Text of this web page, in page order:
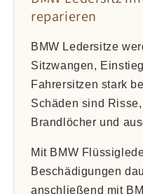
reparieren
BMW Ledersitze
Sitzwangen,
Fahrersitzen stark
Schäden sind
Brandlöcher und
Mit BMW
Beschädigungen
anschließend mit